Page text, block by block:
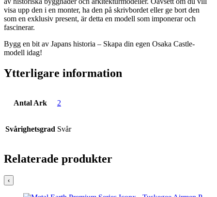
visa upp den i en monter, ha den på skrivbordet eller ge bort den
som en exklusiv present, är detta en modell som imponerar och
fascinerar.
Bygg en bit av Japans historia – Skapa din egen Osaka Castle-
modell idag!
Ytterligare information
Antal Ark 2
Svårighetsgrad Svår
Relaterade produkter
‹